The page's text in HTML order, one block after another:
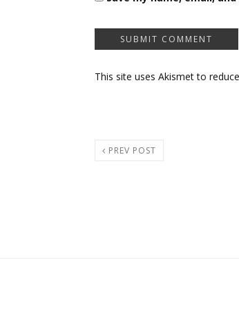
This site uses Akismet to
PREV POST